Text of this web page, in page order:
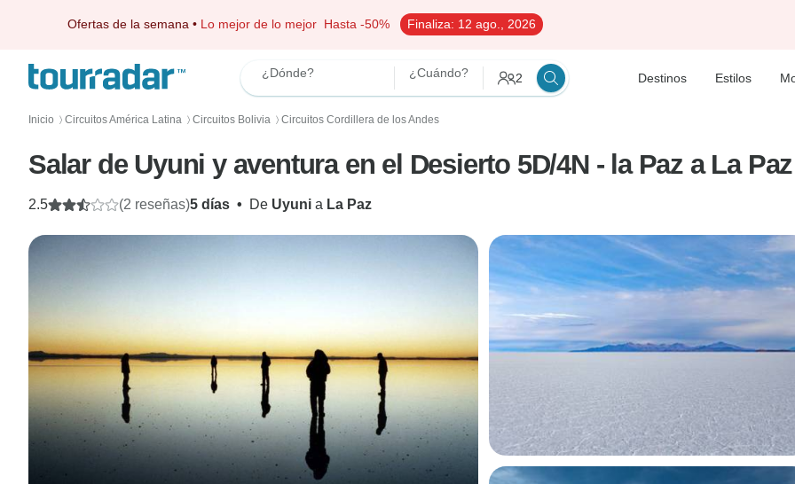
Ofertas de la semana • Lo mejor de lo mejor Hasta -50% Finaliza: 12 ago., 2026
¿Dónde? ¿Cuándo? 2 Destinos Estilos
Inicio 〉 Circuitos América Latina 〉 Circuitos Bolivia 〉 Circuitos Cordillera de los Andes
Salar de Uyuni y aventura en el Desierto 5D/4N - la Paz a La Paz
5 días • De Uyuni a La Paz
2.5 (2 reseñas)